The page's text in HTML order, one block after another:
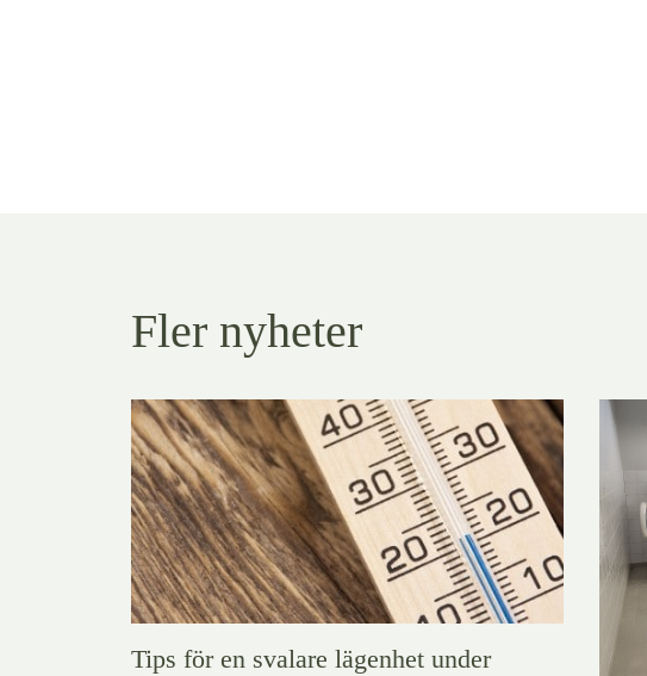
Fler nyheter
Tips för en svalare lägenhet under